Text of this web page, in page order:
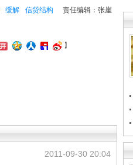
责任编辑：张崖
缓解
信贷结构
】
2011-09-30 20:04